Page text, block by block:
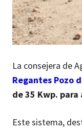
La consejera de
Regantes Pozo
de 35 Kwp.
Este sistema,